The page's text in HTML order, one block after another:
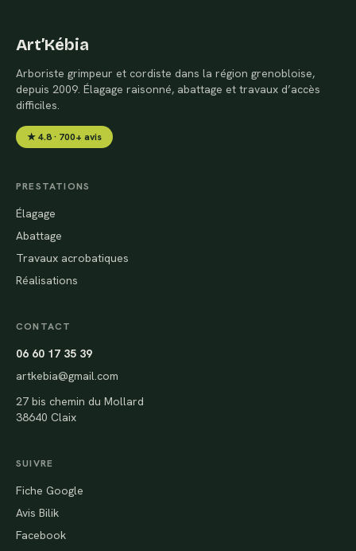
Art’Kébia
Arboriste grimpeur et cordiste dans la région grenobloise,
depuis 2009. Élagage raisonné, abattage et travaux d’accès
difficiles.
★ 4.8 · 700+ avis
PRESTATIONS
Élagage
Abattage
Travaux acrobatiques
Réalisations
CONTACT
06 60 17 35 39
artkebia@gmail.com
27 bis chemin du Mollard
38640 Claix
SUIVRE
Fiche Google
Avis Bilik
Facebook